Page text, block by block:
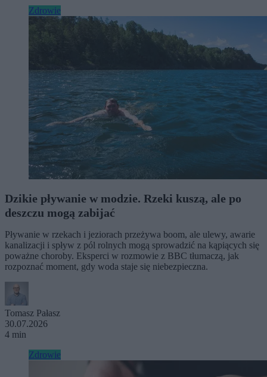
Zdrowie
Dzikie pływanie w modzie. Rzeki kuszą, ale po
deszczu mogą zabijać
Pływanie w rzekach i jeziorach przeżywa boom, ale ulewy, awarie
kanalizacji i spływ z pól rolnych mogą sprowadzić na kąpiących się
poważne choroby. Eksperci w rozmowie z BBC tłumaczą, jak
rozpoznać moment, gdy woda staje się niebezpieczna.
Tomasz Pałasz
30.07.2026
4 min
Zdrowie